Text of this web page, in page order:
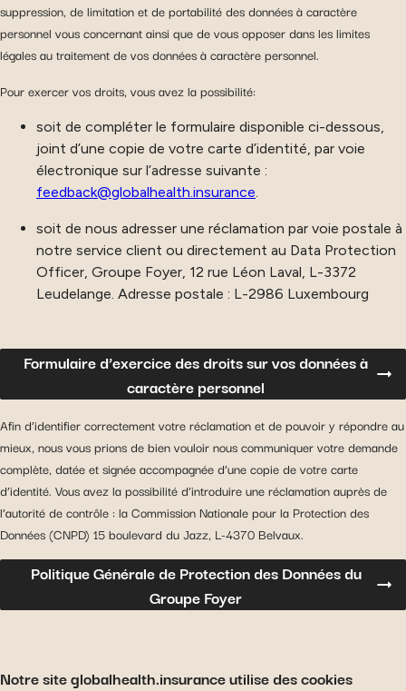
suppression, de limitation et de portabilité des données à caractère
personnel vous concernant ainsi que de vous opposer dans les limites
légales au traitement de vos données à caractère personnel.
Pour exercer vos droits, vous avez la possibilité:
soit de compléter le formulaire disponible ci-dessous,
joint d’une copie de votre carte d’identité, par voie
électronique sur l’adresse suivante :
feedback@globalhealth.insurance.
soit de nous adresser une réclamation par voie postale à
notre service client ou directement au Data Protection
Officer, Groupe Foyer, 12 rue Léon Laval, L-3372
Leudelange. Adresse postale : L-2986 Luxembourg
Formulaire d’exercice des droits sur vos données à
caractère personnel
Afin d’identifier correctement votre réclamation et de pouvoir y répondre au
mieux, nous vous prions de bien vouloir nous communiquer votre demande
complète, datée et signée accompagnée d’une copie de votre carte
d’identité. Vous avez la possibilité d’introduire une réclamation auprès de
l’autorité de contrôle : la Commission Nationale pour la Protection des
Données (CNPD) 15 boulevard du Jazz, L-4370 Belvaux.
Politique Générale de Protection des Données du
Groupe Foyer
Notre site globalhealth.insurance utilise des cookies